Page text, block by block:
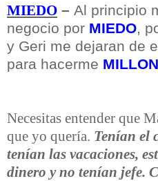
MIEDO – Al principio
negocio por MIEDO,
y Geri me dejaran de
para hacerme
Necesitas entender que
que yo quería. Tenían el
tenían las vacaciones,
dinero y no tenían jefe.